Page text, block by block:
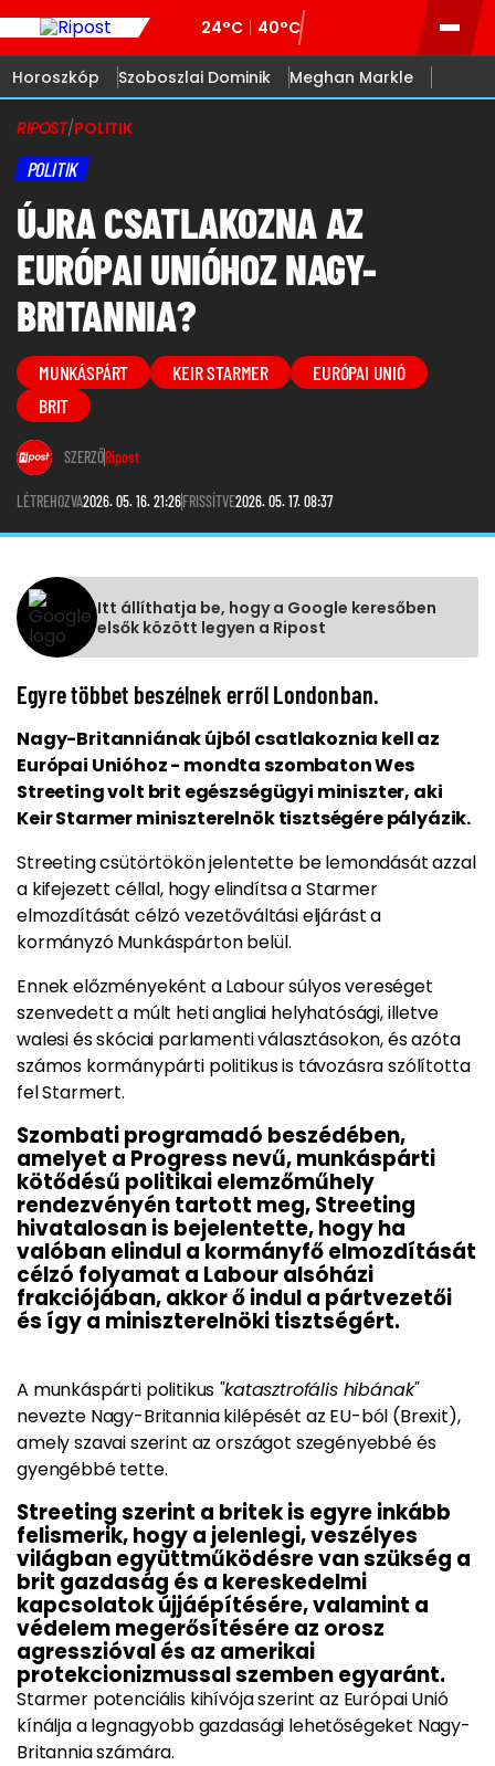
24°C 40°C
Horoszkóp Szoboszlai Dominik Meghan Markle
RIPOST/POLITIK
POLITIK
ÚJRA CSATLAKOZNA AZ
EURÓPAI UNIÓHOZ NAGY-
BRITANNIA?
MUNKÁSPÁRT KEIR STARMER
EURÓPAI UNIÓ
BRIT
SZERZŐRipost
LÉTREHOZVA2026. 05. 16. 21:26FRISSÍTVE2026. 05. 17. 08:37
Itt állíthatja be, hogy a Google keresőben
elsők között legyen a Ripost
Egyre többet beszélnek erről Londonban.
Nagy-Britanniának újból csatlakoznia kell az
Európai Unióhoz - mondta szombaton Wes
Streeting volt brit egészségügyi miniszter, aki
Keir Starmer miniszterelnök tisztségére pályázik.
Streeting csütörtökön jelentette be lemondását azzal
a kifejezett céllal, hogy elindítsa a Starmer
elmozdítását célzó vezetőváltási eljárást a
kormányzó Munkáspárton belül.
Ennek előzményeként a Labour súlyos vereséget
szenvedett a múlt heti angliai helyhatósági, illetve
walesi és skóciai parlamenti választásokon, és azóta
számos kormánypárti politikus is távozásra szólította
fel Starmert.
Szombati programadó beszédében,
amelyet a Progress nevű, munkáspárti
kötődésű politikai elemzőműhely
rendezvényén tartott meg, Streeting
hivatalosan is bejelentette, hogy ha
valóban elindul a kormányfő elmozdítását
célzó folyamat a Labour alsóházi
frakciójában, akkor ő indul a pártvezetői
és így a miniszterelnöki tisztségért.
A munkáspárti politikus "katasztrofális hibának"
nevezte Nagy-Britannia kilépését az EU-ból (Brexit),
amely szavai szerint az országot szegényebbé és
gyengébbé tette.
Streeting szerint a britek is egyre inkább
felismerik, hogy a jelenlegi, veszélyes
világban együttműködésre van szükség a
brit gazdaság és a kereskedelmi
kapcsolatok újjáépítésére, valamint a
védelem megerősítésére az orosz
agresszióval és az amerikai
protekcionizmussal szemben egyaránt.
Starmer potenciális kihívója szerint az Európai Unió
kínálja a legnagyobb gazdasági lehetőségeket Nagy-
Britannia számára.